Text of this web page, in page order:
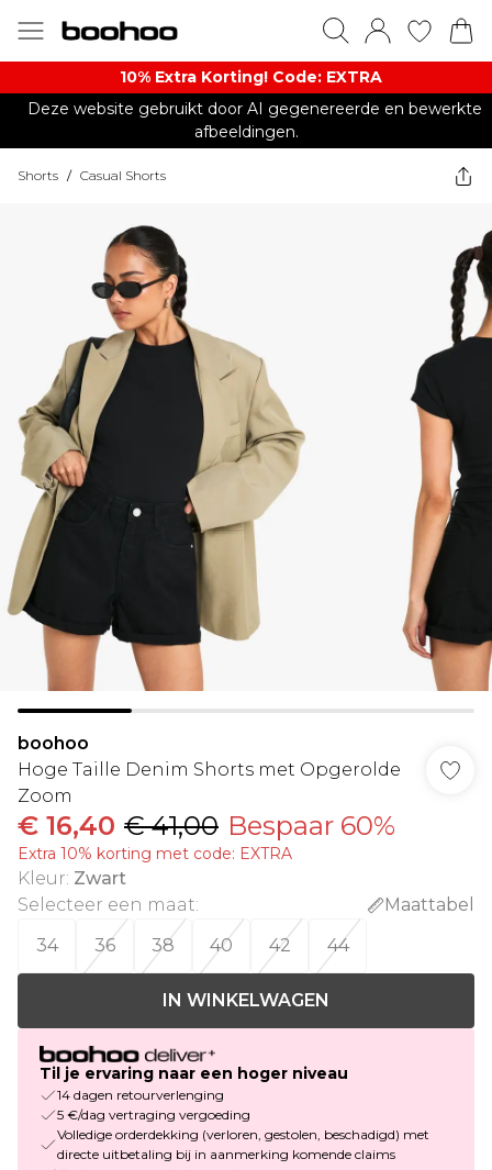
10% Extra Korting! Code: EXTRA​
Deze website gebruikt door AI gegenereerde en bewerkte
afbeeldingen.
Shorts / Casual Shorts
boohoo
Hoge Taille Denim Shorts met Opgerolde
Zoom
€ 16,40 € 41,00 Bespaar 60%
Extra 10% korting met code: EXTRA
Kleur: Zwart
Selecteer een maat:
Maattabel
34
36 38 40 42 44
IN WINKELWAGEN
Til je ervaring naar een hoger niveau
14 dagen retourverlenging
5 €/dag vertraging vergoeding
Volledige orderdekking (verloren, gestolen, beschadigd) met
directe uitbetaling bij in aanmerking komende claims